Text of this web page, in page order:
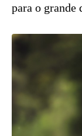
para o grande